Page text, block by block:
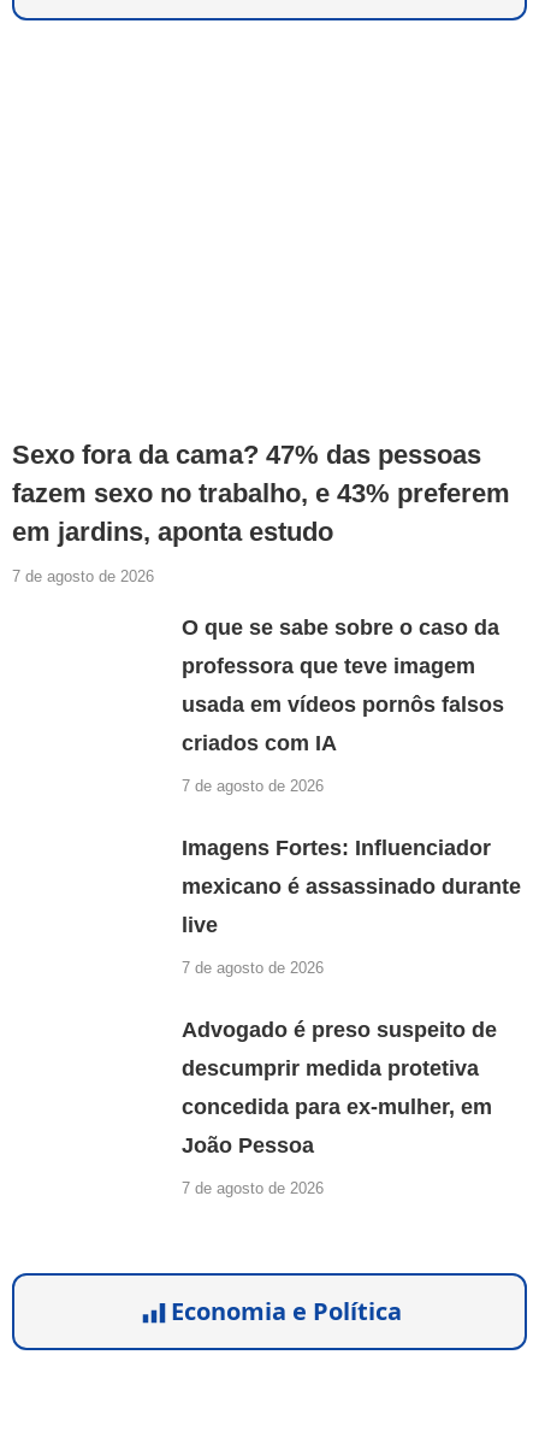
Sexo fora da cama? 47% das pessoas
fazem sexo no trabalho, e 43% preferem
em jardins, aponta estudo
7 de agosto de 2026
O que se sabe sobre o caso da
professora que teve imagem
usada em vídeos pornôs falsos
criados com IA
7 de agosto de 2026
Imagens Fortes: Influenciador
mexicano é assassinado durante
live
7 de agosto de 2026
Advogado é preso suspeito de
descumprir medida protetiva
concedida para ex-mulher, em
João Pessoa
7 de agosto de 2026
Economia e Política